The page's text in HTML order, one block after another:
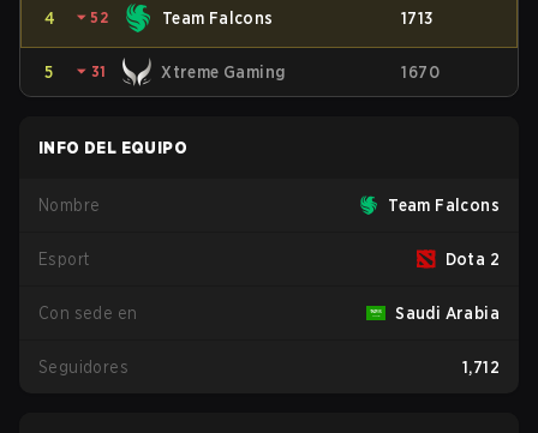
4 ⏷ 52 Team Falcons 1713
5 ⏷ 31 Xtreme Gaming 1670
INFO DEL EQUIPO
Nombre Team Falcons
Esport Dota 2
Con sede en Saudi Arabia
Seguidores 1,712